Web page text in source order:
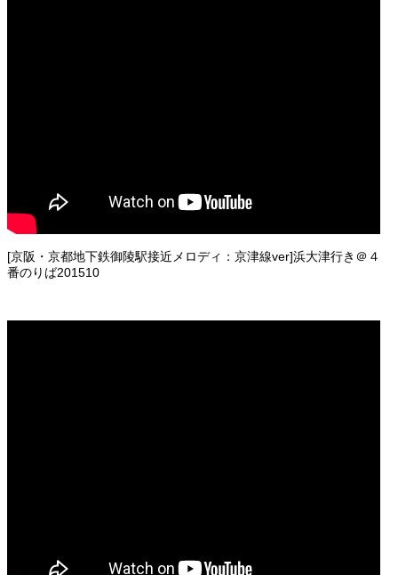
[京阪・京都地下鉄御陵駅接近メロディ：京津線ver]浜大津行き＠４
番のりば201510